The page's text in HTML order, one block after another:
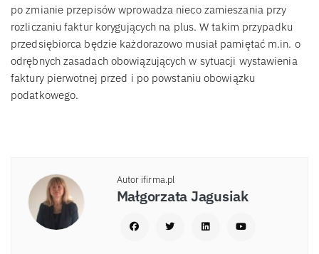
po zmianie przepisów wprowadza nieco zamieszania przy
rozliczaniu faktur korygujących na plus. W takim przypadku
przedsiębiorca będzie każdorazowo musiał pamiętać m.in. o
odrębnych zasadach obowiązujących w sytuacji wystawienia
faktury pierwotnej przed i po powstaniu obowiązku
podatkowego.
Autor ifirma.pl
Małgorzata Jagusiak